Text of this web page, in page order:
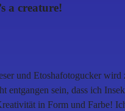
a creature!
und Etoshafotogucker wird
entgangen sein, dass ich
in Form und Farbe!